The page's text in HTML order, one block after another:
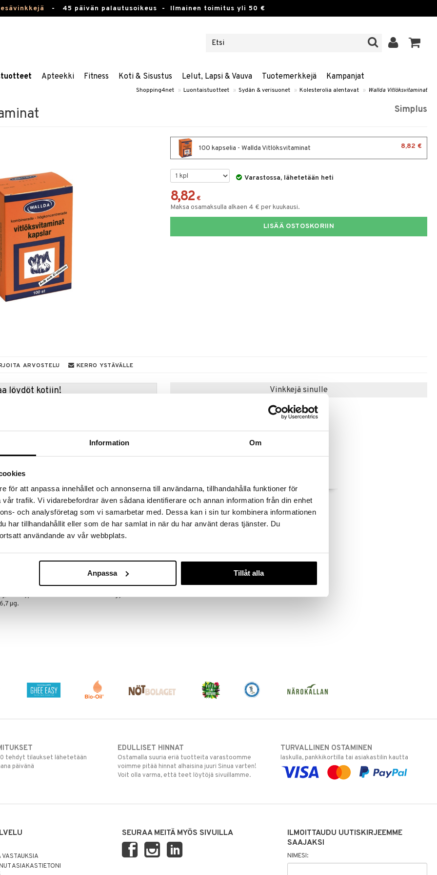
Information Om
för att anpassa innehållet och annonserna till användarna, tillhandahålla funktioner för
trafik. Vi vidarebefordrar även sådana identifierare och annan information från din enhet
och analysföretag som vi samarbetar med. Dessa kan i sin tur kombinera informationen
har tillhandahållit eller som de har samlat in när du har använt deras tjänster. Du
användande av vår webbplats.
Anpassa Tillåt alla
- 45 päivän palautusoikeus - Ilmainen toimitus yli 50 €
Apteekki Fitness Koti & Sisustus Lelut, Lapsi & Vauva Tuotemerkkejä Kampanjat
Shopping4net » Luontaistuotteet » Sydän & verisuonet » Kolesterolia alentavat » Wallda Vitlöksvitaminat
Simplus
100 kapselia - Wallda Vitlöksvitaminat 8,82 €
Varastossa, lähetetään heti
8,82 €
Maksa osamaksulla alkaen 4 € per kuukausi.
LISÄÄ OSTOSKORIIN
ARVOSTELU KERRO YSTÄVÄLLE
löydöt kotiin!
31.8.2026 asti mutta ole nopea -
voivat päästä loppumaan!
tiivistetty valkosipulijauhe,
A, D sekä C.
120 mg, standardisoitu, laboratorioissa
jotka vastaavat 0,1 mg allisiinia.
mg alliinipitoisuuden joka vastaa 0,6 mg allisiinia,
kalaöljytiiviste (vitamiini A+D) 34 mg josta
µg.
Vinkkejä sinulle
Öljäst Bradford
SIMPLUS
24,90
Wallda Vitlökskapslar
SIMPLUS
8,64
tehdyt tilaukset lähetetään
päivänä
EDULLISET HINNAT
Ostamalla suuria eriä tuotteita varastoomme
voimme pitää hinnat alhaisina juuri Sinua varten!
Voit olla varma, että teet löytöjä sivuillamme.
TURVALLINEN OSTAMINEN
laskulla, pankkikortilla tai asiakastilin kautta
ASIAKASTIETONI
SEURAA MEITÄ MYÖS SIVUILLA
ILMOITTAUDU UUTISKIRJEEMME
SAAJAKSI
NIMESI: